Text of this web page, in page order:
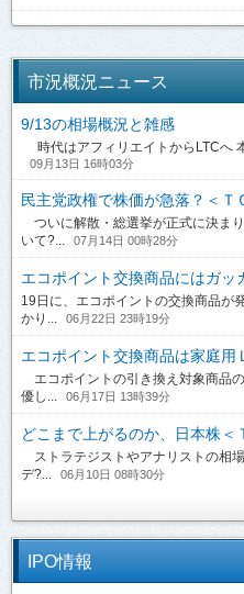
市況概況ニュース
9/13の相場概況と雑感
時代はアフィリエイトからLTCへ
09月13日 16時03分
民主党政権で株価が急落？＜Ｔ
ついに解散・総選挙が正式に決ま
いて?...
07月14日 00時28分
エコポイント交換商品にはガッ
19日に、エコポイントの交換商品が
かり...
06月22日 23時19分
エコポイント交換商品は家庭用
エコポイントの引き換え対象商品
優し...
06月17日 13時39分
どこまで上がるのか、日本株＜
ストラテジストやアナリストの相
デ?...
06月10日 08時30分
IPO情報